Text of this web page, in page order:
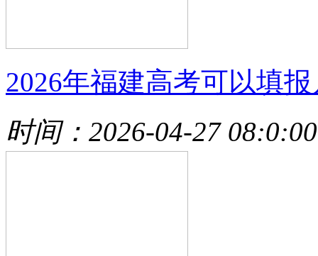
2026年福建高考可以填
时间：2026-04-27 08:0:00